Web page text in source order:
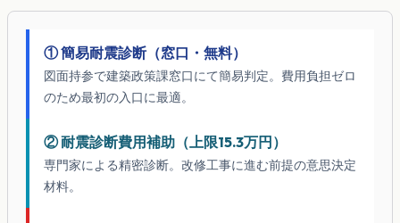
① 簡易耐震診断（窓口・無料）
図面持参で建築政策課窓口にて簡易判定。費用負担ゼロ
のため最初の入口に最適。
② 耐震診断費用補助（上限15.3万円）
専門家による精密診断。改修工事に進む前提の意思決定
材料。